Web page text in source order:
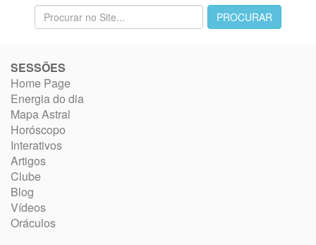
SESSÕES
Home Page
Energia do dia
Mapa Astral
Horóscopo
Interativos
Artigos
Clube
Blog
Vídeos
Oráculos